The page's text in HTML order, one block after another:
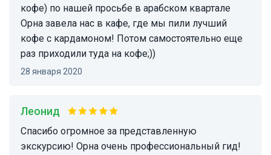
кофе) по нашей просьбе в арабском квартале
Орна завела нас в кафе, где мы пили лучший
кофе с кардамоном! Потом самостоятельно еще
раз приходили туда на кофе;))
28 января 2020
Леонид
Спасибо огромное за представленную
экскурсию! Орна очень профессиональный гид!